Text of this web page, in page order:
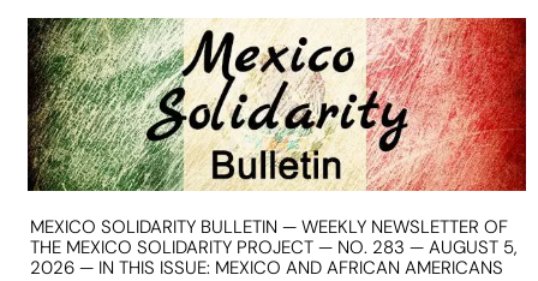
MEXICO SOLIDARITY BULLETIN — WEEKLY NEWSLETTER OF
THE MEXICO SOLIDARITY PROJECT — NO. 283 — AUGUST 5,
2026 — IN THIS ISSUE: MEXICO AND AFRICAN AMERICANS